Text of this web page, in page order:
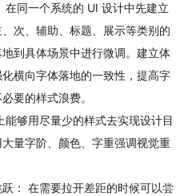
在同一个系统的 UI 设计中先建立
次、辅助、标题、展示等类别的
到具体场景中进行微调。建立体
横向字体落地的一致性，提高字
要的样式浪费。
能够用尽量少的样式去实现设计目
量字阶、颜色、字重强调视觉重
： 在需要拉开差距的时候可以尝